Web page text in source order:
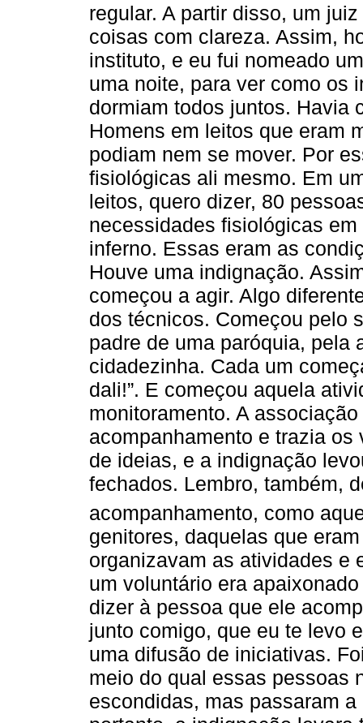
regular. A partir disso, um
coisas com clareza. Assim,
instituto, e eu fui nomeado
uma noite, para ver como os
dormiam todos juntos. Havia
Homens em leitos que eram
podiam nem se mover. Por
fisiológicas ali mesmo. Em
leitos, quero dizer, 80
necessidades fisiológicas
inferno. Essas eram as
Houve uma indignação.
começou a agir. Algo
dos técnicos. Começou pelo
padre de uma paróquia, pela
cidadezinha. Cada um
dali!”. E começou aquela
monitoramento. A
acompanhamento e trazia
de ideias, e a indignação
fechados. Lembro, também,
acompanhamento, como
genitores, daquelas que
organizavam as atividades e
um voluntário era
dizer à pessoa que ele
junto comigo, que eu te levo
uma difusão de iniciativas.
meio do qual essas pessoas
escondidas, mas passaram